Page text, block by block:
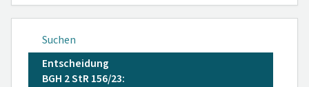
Suchen
Entscheidung
BGH 2 StR 156/23: